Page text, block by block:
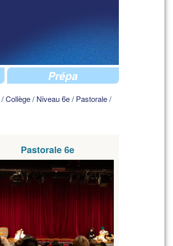
Prépa
/Collège/ Niveau 6e/ Pastorale/
Pastorale 6e